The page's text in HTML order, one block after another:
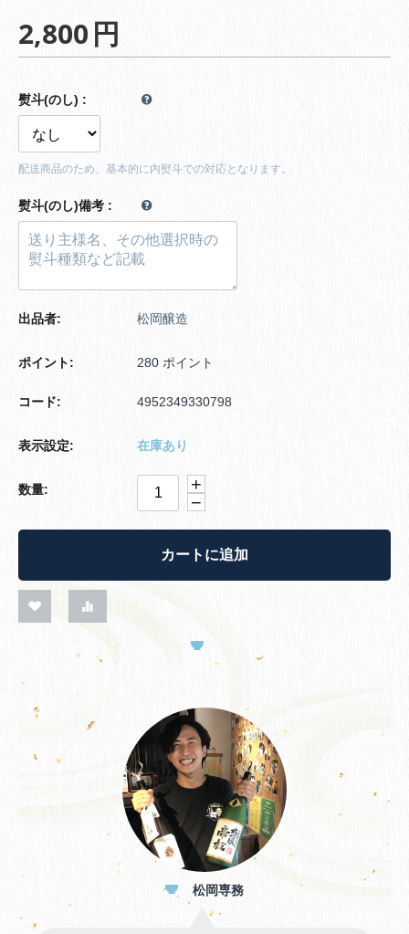
2,800円
熨斗(のし) :
配送商品のため、基本的に内熨斗での対応となります。
熨斗(のし)備考 :
出品者: 松岡醸造
ポイント: 280 ポイント
コード: 4952349330798
表示設定: 在庫あり
数量:
+
−
カートに追加
松岡専務